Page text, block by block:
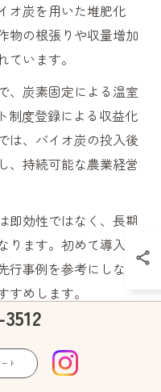
オ炭を用いた堆肥化
物の根張りや収量増加
います。
、炭素固定による温室
制度登録による収益化
は、バイオ炭の投入後
、持続可能な農業経営
即効性ではなく、長期
ます。初めて導入す
事例を参考にしなが
めします。
を克服する
ト